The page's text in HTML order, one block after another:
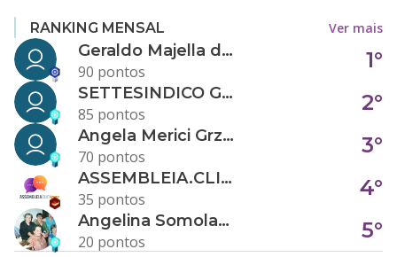
RANKING MENSAL Ver mais
Geraldo Majella da Silva
90 pontos
1°
SETTESINDICO GOVERNANÇA CONDOMINIAL
85 pontos
2°
Angela Merici Grzybowski
70 pontos
3°
ASSEMBLEIA.CLICK
35 pontos
4°
Angelina Somolanji R. Oliveira
20 pontos
5°